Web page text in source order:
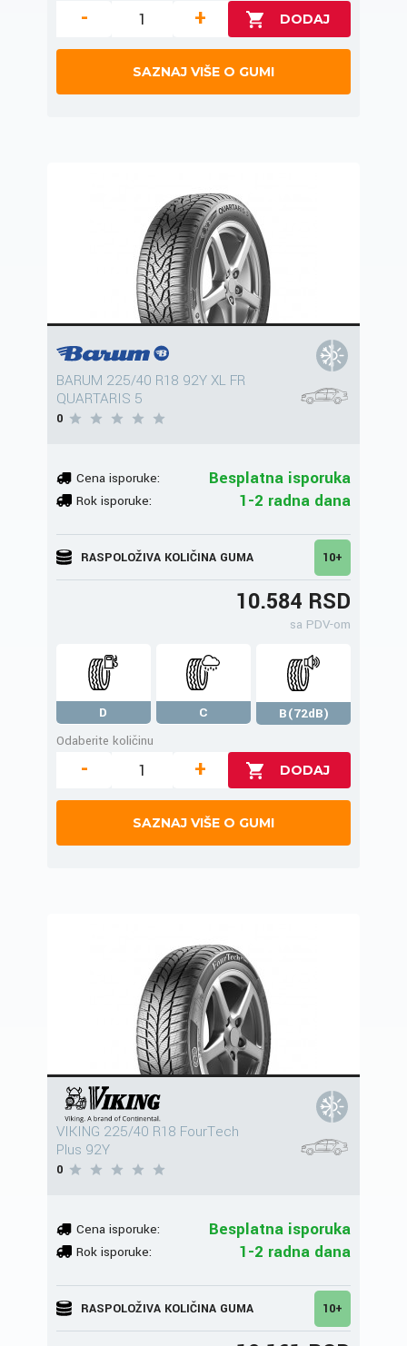
- +
SAZNAJ VIŠE O GUMI
BARUM 225/40 R18 92Y XL FR
QUARTARIS 5
0
Cena isporuke: Besplatna isporuka
Rok isporuke: 1-2 radna dana
RASPOLOŽIVA KOLIČINA GUMA 10+
10.584 RSD
sa PDV-om
D C
B(72dB)
Odaberite količinu
- +
SAZNAJ VIŠE O GUMI
VIKING 225/40 R18 FourTech
Plus 92Y
0
Cena isporuke: Besplatna isporuka
Rok isporuke: 1-2 radna dana
RASPOLOŽIVA KOLIČINA GUMA 10+